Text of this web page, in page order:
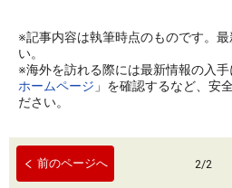
※記事内容は執筆時点のものです。
い。
※海外を訪れる際には最新情報の入手
ホームページ 」を確認するなど、安
ださい。
前のページへ 2/2